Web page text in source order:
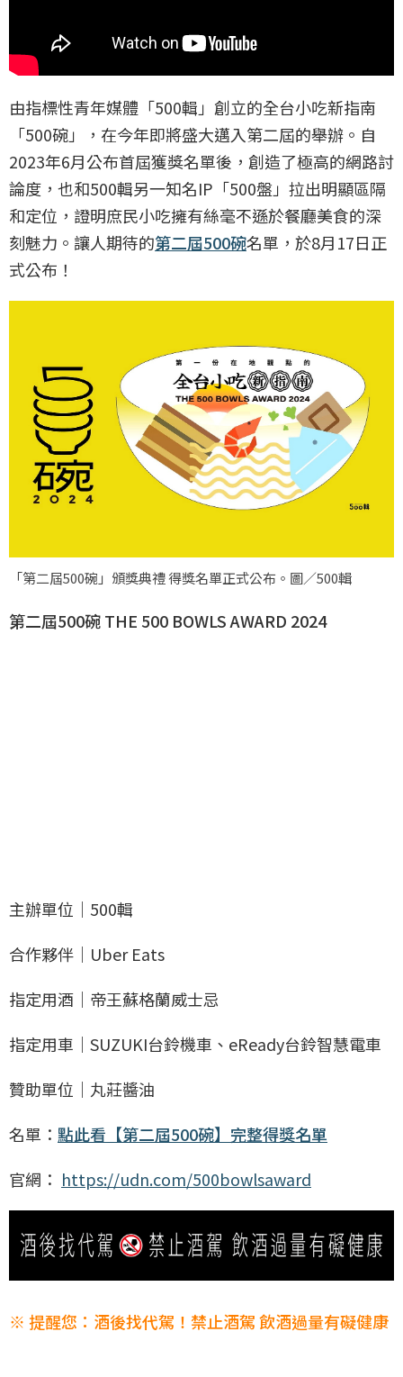
由指標性青年媒體「500輯」創立的全台小吃新指南
「500碗」，在今年即將盛大邁入第二屆的舉辦。自
2023年6月公布首屆獲獎名單後，創造了極高的網路討
論度，也和500輯另一知名IP「500盤」拉出明顯區隔
和定位，證明庶民小吃擁有絲毫不遜於餐廳美食的深
刻魅力。讓人期待的第二屆500碗名單，於8月17日正
式公布！
「第二屆500碗」頒獎典禮 得獎名單正式公布。圖／500輯
第二屆500碗 THE 500 BOWLS AWARD 2024
主辦單位｜500輯
合作夥伴｜Uber Eats
指定用酒｜帝王蘇格蘭威士忌
指定用車｜SUZUKI台鈴機車、eReady台鈴智慧電車
贊助單位｜丸莊醬油
名單： 點此看【第二屆500碗】完整得獎名單
官網： https://udn.com/500bowlsaward
※ 提醒您：酒後找代駕！禁止酒駕 飲酒過量有礙健康